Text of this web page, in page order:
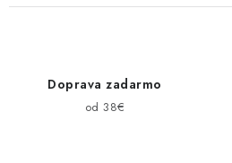
Doprava zadarmo
od 38€